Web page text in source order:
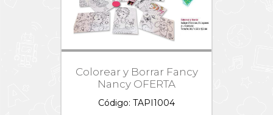
Colorear y Borrar Fancy
Nancy OFERTA
Código: TAPI1004